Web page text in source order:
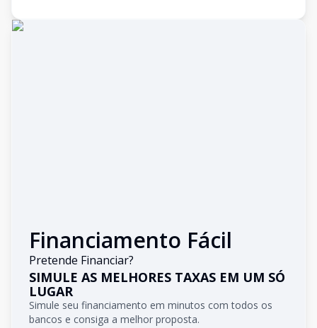
Financiamento Fácil
Pretende Financiar?
SIMULE AS MELHORES TAXAS EM UM SÓ
LUGAR
Simule seu financiamento em minutos com todos os
bancos e consiga a melhor proposta.